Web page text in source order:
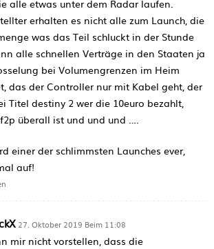
alle etwas unter dem Radar laufen.
erhalten es nicht alle zum Launch, die
was das Teil schluckt in der Stunde
alle schnellen Verträge in den Staaten ja
bei Volumengrenzen im Heim
das der Controller nur mit Kabel geht, der
Titel destiny 2 wer die 10euro bezahlt,
überall ist und und und ….
einer der schlimmsten Launches ever,
auf!
27. Oktober 2019 Beim 11:08
mir nicht vorstellen, dass die